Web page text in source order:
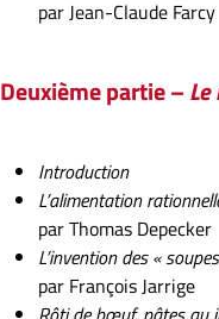
par Jean-Claude Farcy
Deuxième partie –
Introduction
L’alimentation
par Thomas Depecker
L’invention des «
par François Jarrige